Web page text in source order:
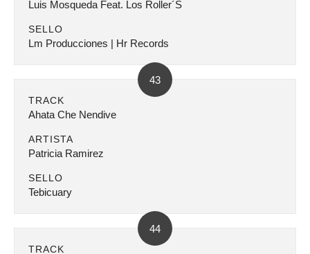
Luis Mosqueda Feat. Los Roller´S
SELLO
Lm Producciones | Hr Records
43
TRACK
Ahata Che Nendive
ARTISTA
Patricia Ramirez
SELLO
Tebicuary
44
TRACK